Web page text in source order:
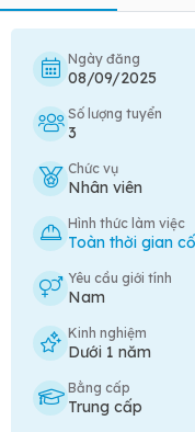
Ngày đăng
08/09/2025
Số lượng tuyển
3
Chức vụ
Nhân viên
Hình thức làm việc
Toàn thời gian
Yêu cầu giới tính
Nam
Kinh nghiệm
Dưới 1 năm
Bằng cấp
Trung cấp